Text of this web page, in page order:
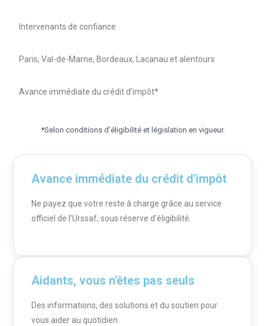
Intervenants de confiance
Paris, Val-de-Marne, Bordeaux, Lacanau et alentours
Avance immédiate du crédit d’impôt*
*Selon conditions d’éligibilité et législation en vigueur.
Avance immédiate du crédit d'impôt
Ne payez que votre reste à charge grâce au service
officiel de l’Urssaf, sous réserve d’éligibilité.
Aidants, vous n'êtes pas seuls
Des informations, des solutions et du soutien pour
vous aider au quotidien.